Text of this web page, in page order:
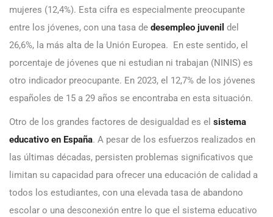
mujeres (12,4%). Esta cifra es especialmente preocupante
entre los jóvenes, con una tasa de desempleo juvenil del
26,6%, la más alta de la Unión Europea. En este sentido, el
porcentaje de jóvenes que ni estudian ni trabajan (NINIS) es
otro indicador preocupante. En 2023, el 12,7% de los jóvenes
españoles de 15 a 29 años se encontraba en esta situación.
Otro de los grandes factores de desigualdad es el sistema
educativo en España. A pesar de los esfuerzos realizados en
las últimas décadas, persisten problemas significativos que
limitan su capacidad para ofrecer una educación de calidad a
todos los estudiantes, con una elevada tasa de abandono
escolar o una desconexión entre lo que el sistema educativo